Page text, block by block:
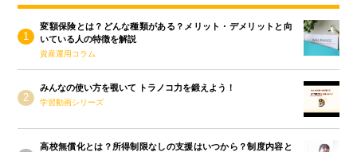
変額保険とは？どんな種類がある？メリット・デメリットと向
いている人の特徴を解説
資産運用コラム
みんなの使い方を覗いて トラノコ力を鍛えよう！
学習動画シリーズ
高校無償化とは？所得制限なしの支援はいつから？制度内容と